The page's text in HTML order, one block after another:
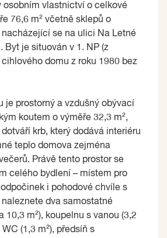
osobním vlastnictví o celkové
76,6 m² včetně sklepů o
nacházející se na ulici Na Letné
Byt je situován v 1. NP (z
domu z roku 1980 bez
je prostorný a vzdušný obývací
koutem o výměře 32,3 m²,
krb, který dodává interiéru
teplo domova zejména
Právě tento prostor se
celého bydlení – místem pro
i pohodové chvíle s
dva samostatné
10,3 m²), koupelnu s vanou (3,2
(1,3 m²), předsíň s